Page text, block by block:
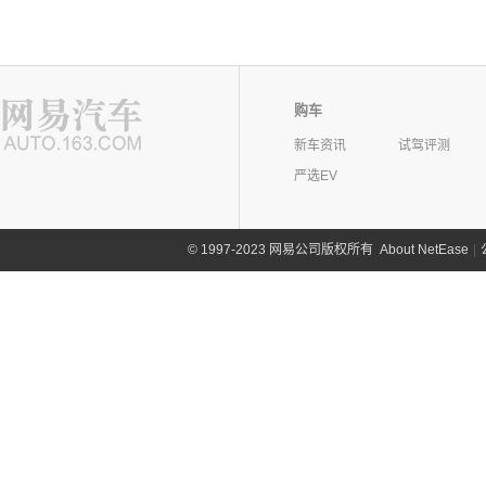
购车
新车资讯
试驾评测
严选EV
©1997-2023 网易公司版权所有 About NetEase